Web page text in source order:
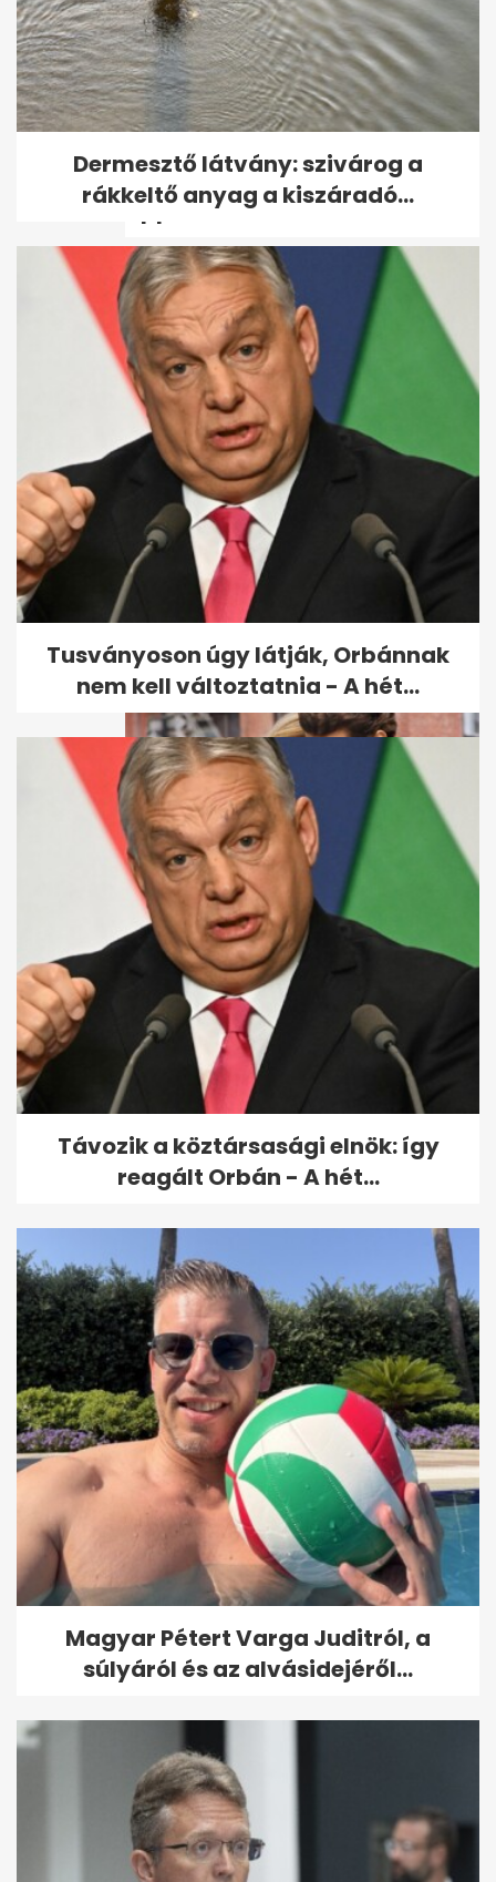
Ciklusfigyelés keleti orvoslás
szerint: mit ad pluszban az
appokhoz?
Szerbiában fényképezték le
Orbánt: barátaival sörözött
8 friss film, amit könnyű
kihagyni, pedig nagyon rá
lehet kattanni
Dermesztő látvány: szivárog a
rákkeltő anyag a kiszáradó...
Tusványoson úgy látják, Orbánnak
nem kell változtatnia - A hét...
Távozik a köztársasági elnök: így
reagált Orbán - A hét...
Magyar Pétert Varga Juditról, a
súlyáról és az alvásidejéről...